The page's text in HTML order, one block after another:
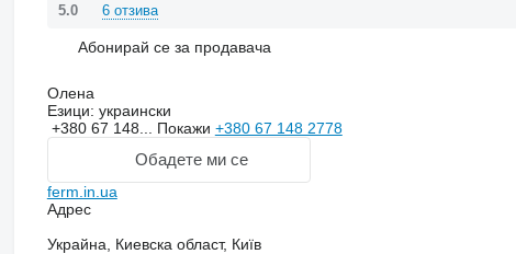
5.0 6 отзива
Абонирай се за продавача
Олена
Езици: украински
+380 67 148... Покажи +380 67 148 2778
Обадете ми се
ferm.in.ua
Адрес
Украйна, Киевска област, Київ